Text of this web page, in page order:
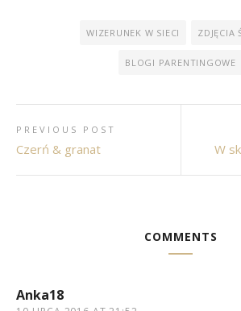
WIZERUNEK W SIECI ZDJĘCIA
BLOGI PARENTINGOWE
PREVIOUS POST
Czerń & granat W
COMMENTS
Anka18